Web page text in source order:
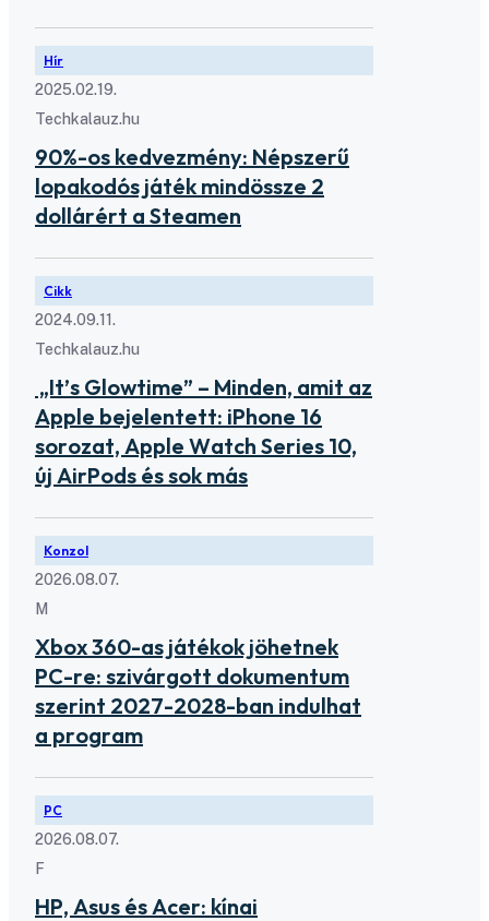
Hír
2025.02.19.
Techkalauz.hu
90%-os kedvezmény: Népszerű
lopakodós játék mindössze 2
dollárért a Steamen
Cikk
2024.09.11.
Techkalauz.hu
„It’s Glowtime” – Minden, amit az
Apple bejelentett: iPhone 16
sorozat, Apple Watch Series 10,
új AirPods és sok más
Konzol
2026.08.07.
M
Xbox 360-as játékok jöhetnek
PC-re: szivárgott dokumentum
szerint 2027-2028-ban indulhat
a program
PC
2026.08.07.
F
HP, Asus és Acer: kínai